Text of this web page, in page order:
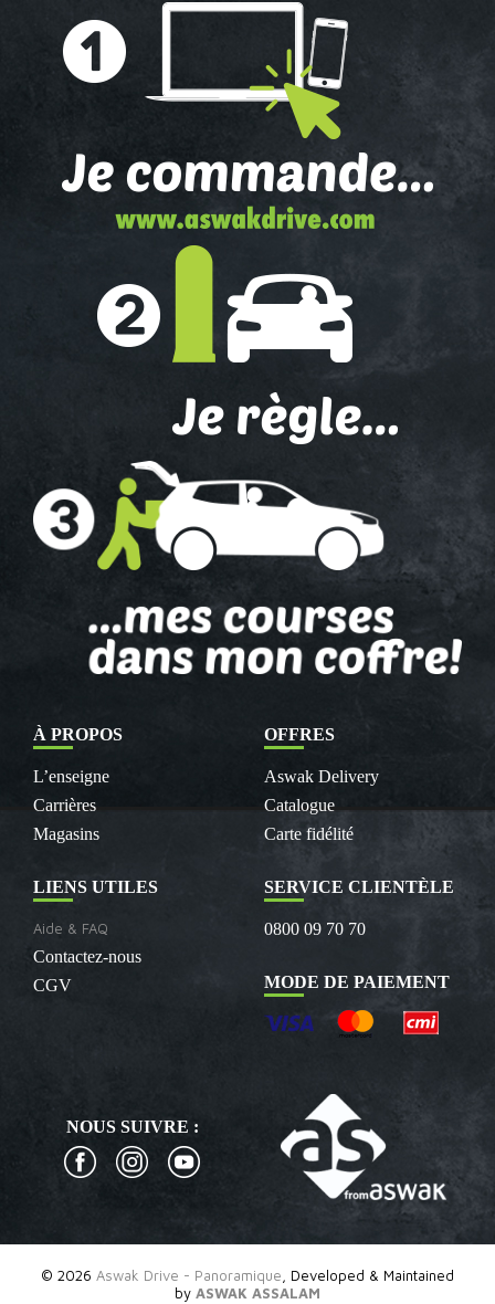
À PROPOS
L’enseigne
Carrières
Magasins
OFFRES
Aswak Delivery
Catalogue
Carte fidélité
LIENS UTILES
Aide & FAQ
Contactez-nous
CGV
SERVICE CLIENTÈLE
0800 09 70 70
MODE DE PAIEMENT
NOUS SUIVRE :
© 2026 Aswak Drive - Panoramique , Developed & Maintained
by ASWAK ASSALAM